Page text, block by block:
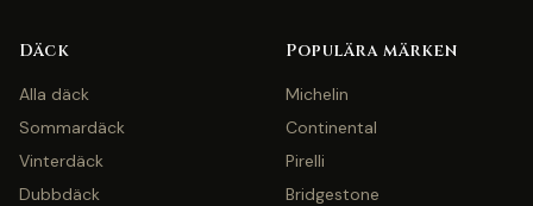
Däck
Alla däck
Sommardäck
Vinterdäck
Dubbdäck
Populära märken
Michelin
Continental
Pirelli
Bridgestone